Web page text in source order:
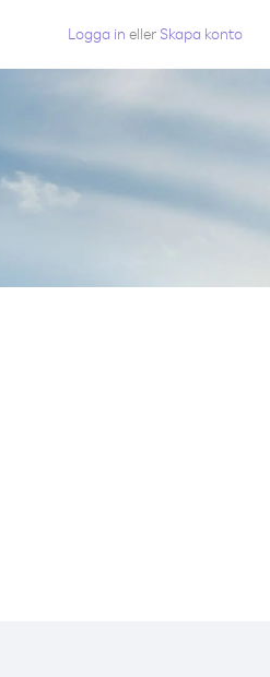
Logga in eller Skapa konto